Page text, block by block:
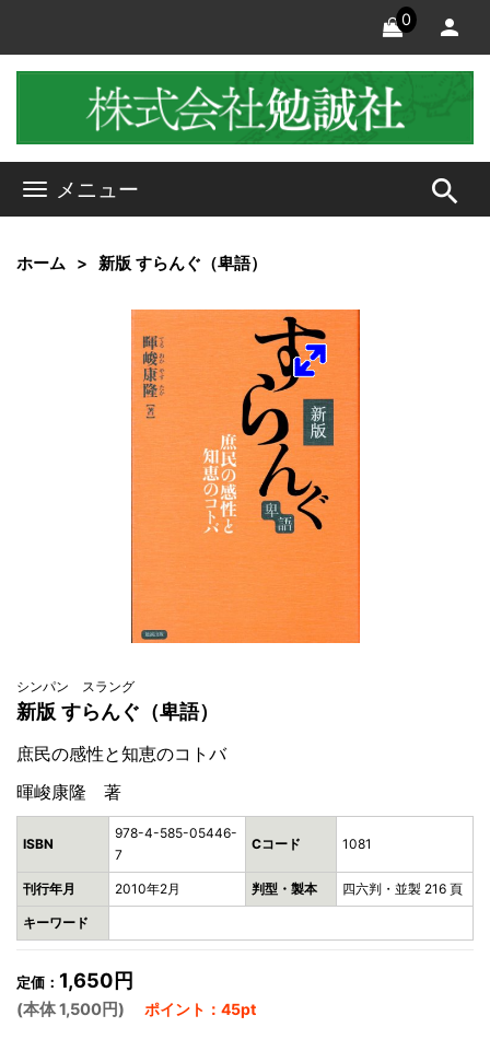
0
メニュー search
ホーム 新版 すらんぐ（卑語）
シンパン スラング
新版 すらんぐ（卑語）
庶民の感性と知恵のコトバ
暉峻康隆 著
ISBN
978-4-585-05446-
7
Cコード 1081
刊行年月 2010年2月 判型・製本 四六判・並製 216 頁
キーワード
定価： 1,650円
(本体 1,500円) ポイント：45pt